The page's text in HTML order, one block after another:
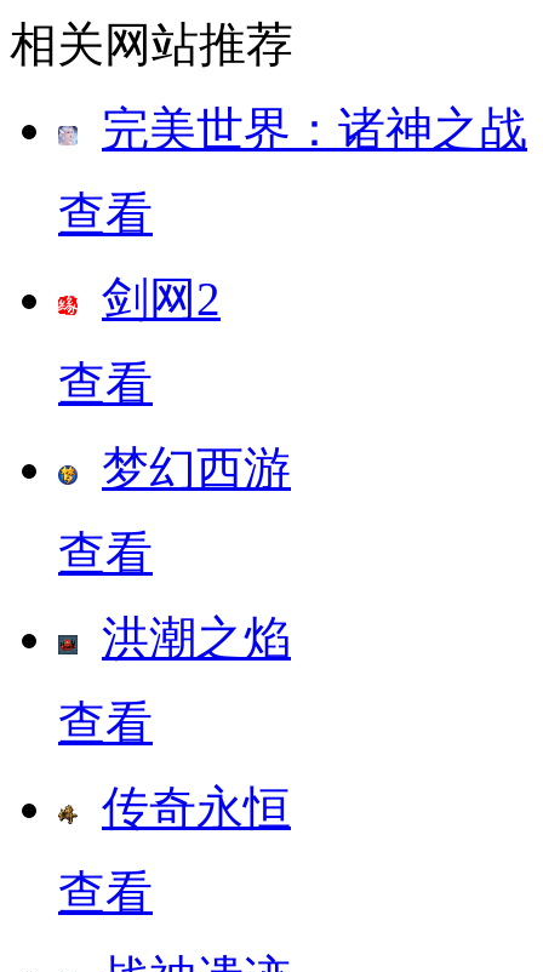
相关网站推荐
完美世界：诸神之战
查看
剑网2
查看
梦幻西游
查看
洪潮之焰
查看
传奇永恒
查看